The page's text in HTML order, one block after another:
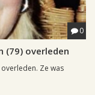
0
(79) overleden
Ze was